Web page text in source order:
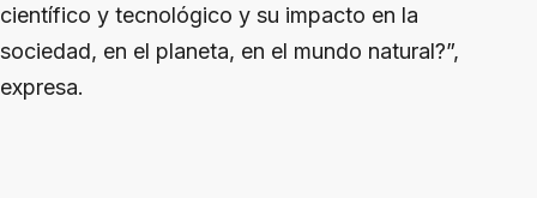
científico y tecnológico y su impacto en la
sociedad, en el planeta, en el mundo natural?”,
expresa.